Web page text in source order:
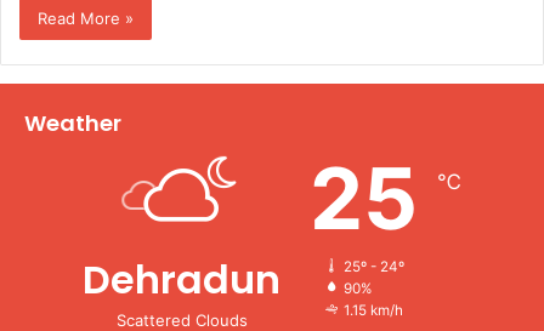
Read More »
Weather
Dehradun
Scattered Clouds
25 ℃
25º - 24º
90%
1.15 km/h